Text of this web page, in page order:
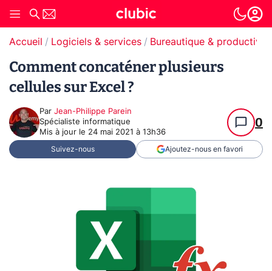
Accueil Logiciels & services Bureautique & productivité
Comment concaténer plusieurs
cellules sur Excel ?
Par Jean-Philippe Parein
Spécialiste informatique
Mis à jour le 24 mai 2021 à 13h36
0
Suivez-nous Ajoutez-nous en favori